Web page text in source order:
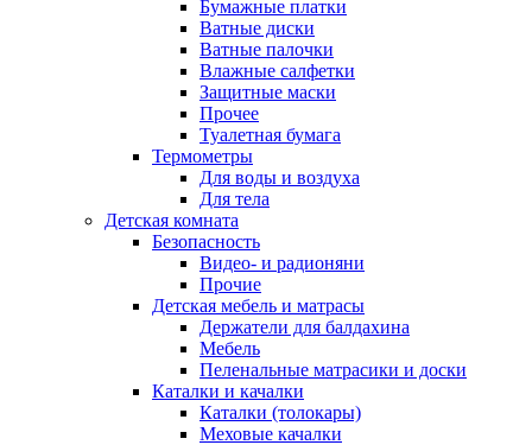
Бумажные платки
Ватные диски
Ватные палочки
Влажные салфетки
Защитные маски
Прочее
Туалетная бумага
Термометры
Для воды и воздуха
Для тела
Детская комната
Безопасность
Видео- и радионяни
Прочие
Детская мебель и матрасы
Держатели для балдахина
Мебель
Пеленальные матрасики и доски
Каталки и качалки
Каталки (толокары)
Меховые качалки